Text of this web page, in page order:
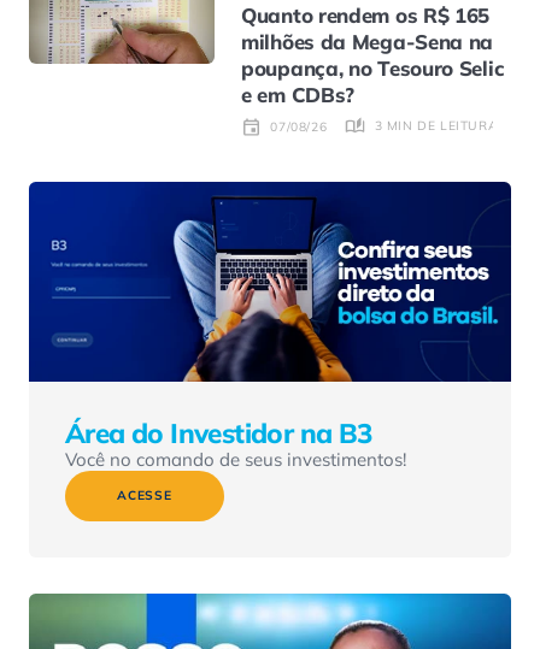
Quanto rendem os R$ 165
milhões da Mega-Sena na
poupança, no Tesouro Selic
e em CDBs?
07/08/26 3 MIN DE LEITURA
Área do Investidor na B3
Você no comando de seus investimentos!
ACESSE